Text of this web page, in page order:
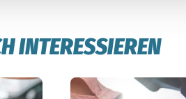
INTERESSIEREN